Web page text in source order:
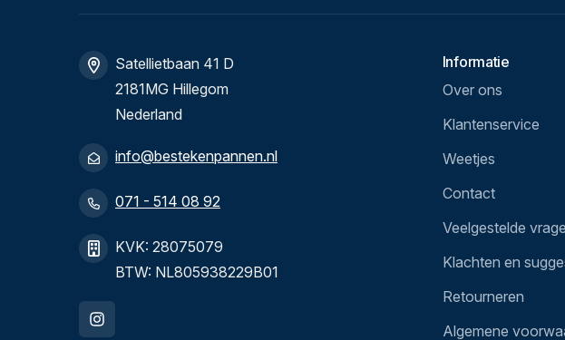
Satellietbaan 41 D
2181MG Hillegom
Nederland
info@bestekenpannen.nl
071 - 514 08 92
KVK: 28075079
BTW: NL805938229B01
Informatie
Over ons
Klantenservice
Weetjes
Contact
Veelgestelde
Klachten en
Retourneren
Algemene